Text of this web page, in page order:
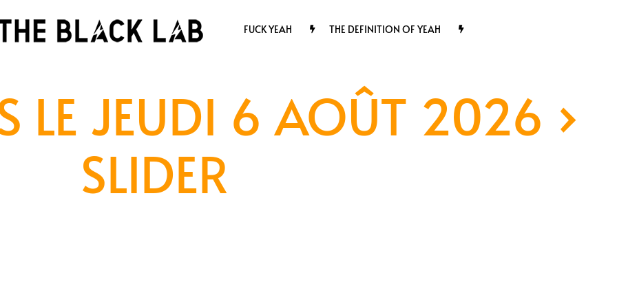
FUCK YEAH THE DEFINITION OF YEAH
LE JEUDI 6 AOÛT 2026 ›
SLIDER